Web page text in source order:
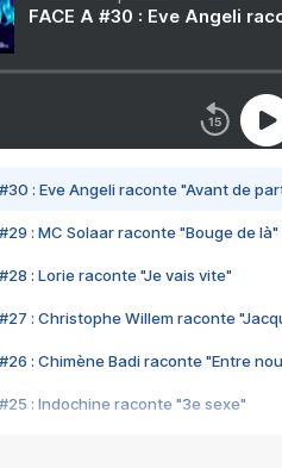
FACE A #30 : Eve Angeli
#30 : Eve Angeli raconte "Avant de
#29 : MC Solaar raconte "Bouge de là"
#28 : Lorie raconte "Je vais vite"
#27 : Christophe Willem raconte
#26 : Chimène Badi raconte "Entre
#25 : Indochine raconte "3e sexe"